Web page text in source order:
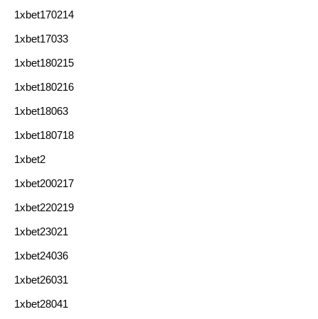
1xbet170214
1xbet17033
1xbet180215
1xbet180216
1xbet18063
1xbet180718
1xbet2
1xbet200217
1xbet220219
1xbet23021
1xbet24036
1xbet26031
1xbet28041